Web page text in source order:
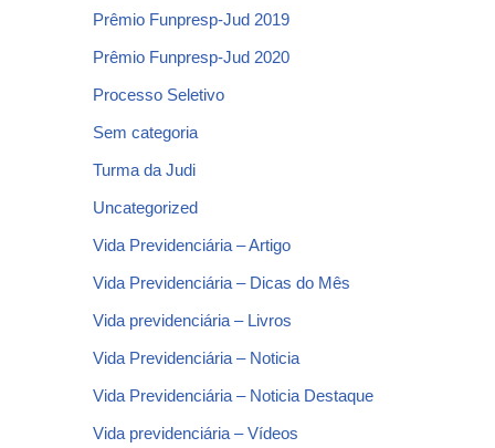
Prêmio Funpresp-Jud 2019
Prêmio Funpresp-Jud 2020
Processo Seletivo
Sem categoria
Turma da Judi
Uncategorized
Vida Previdenciária – Artigo
Vida Previdenciária – Dicas do Mês
Vida previdenciária – Livros
Vida Previdenciária – Noticia
Vida Previdenciária – Noticia Destaque
Vida previdenciária – Vídeos